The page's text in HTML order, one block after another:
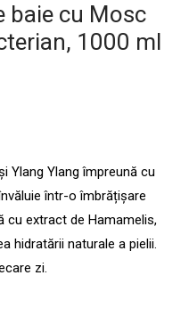
baie cu Mosc
1000 ml
Ylang Ylang împreună cu
într-o îmbrățișare
cu extract de Hamamelis,
hidratării naturale a pielii.
zi.